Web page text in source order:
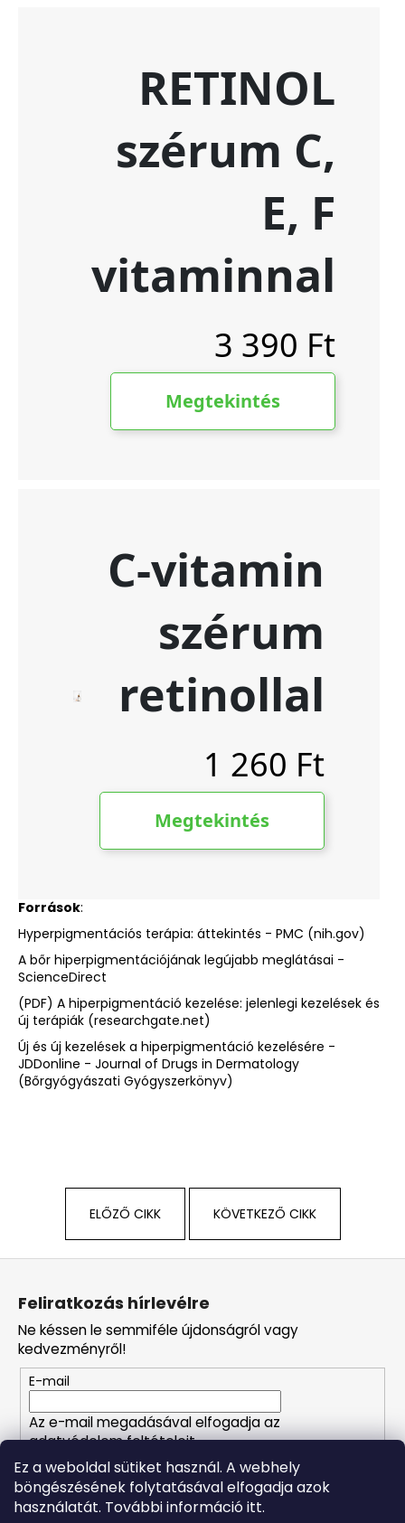
Ez a weboldal sütiket használ. A webhely
böngészésének folytatásával elfogadja azok
használatát. További információ itt.
Források:
Hyperpigmentációs terápia: áttekintés - PMC (nih.gov)
A bőr hiperpigmentációjának legújabb meglátásai -
ScienceDirect
(PDF) A hiperpigmentáció kezelése: jelenlegi kezelések és
új terápiák (researchgate.net)
Új és új kezelések a hiperpigmentáció kezelésére -
JDDonline - Journal of Drugs in Dermatology
(Bőrgyógyászati Gyógyszerkönyv)
ELŐZŐ CIKK KÖVETKEZŐ CIKK
Feliratkozás hírlevélre
Ne késsen le semmiféle újdonságról vagy
kedvezményről!
E-mail
Az e-mail megadásával elfogadja az
adatvédelem feltételeit.
FELIRATKOZÁS